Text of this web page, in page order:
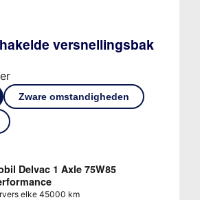
versnellingsbak
Zware omstandigheden
Delvac 1 Axle 75W85
elke 45000 km